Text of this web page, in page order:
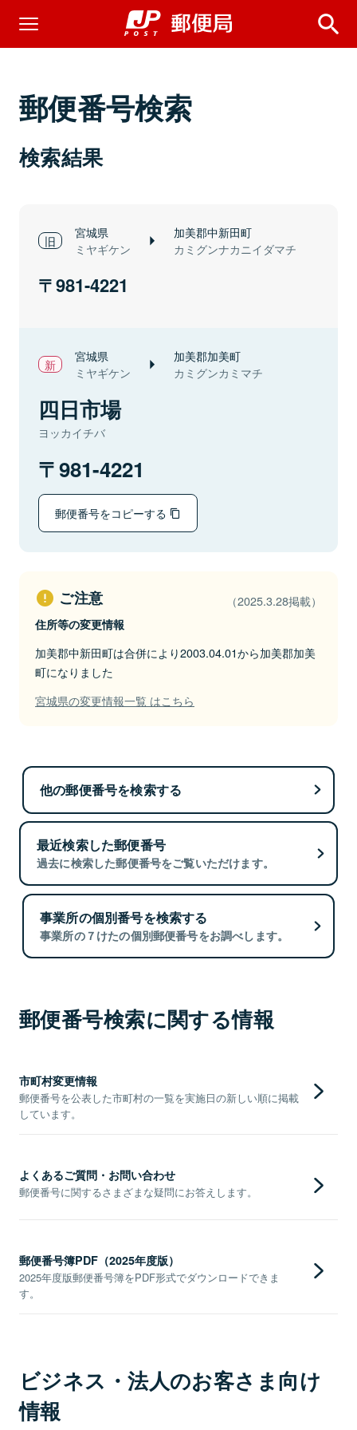
郵便番号検索
検索結果
宮城県
ミヤギケン
加美郡中新田町
カミグンナカニイダマチ
981-4221
宮城県
ミヤギケン
加美郡加美町
カミグンカミマチ
四日市場
ヨッカイチバ
981-4221
郵便番号をコピーする
ご注意 （2025.3.28掲載）
住所等の変更情報
加美郡中新田町は合併により2003.04.01から加美郡加美
町になりました
宮城県の変更情報一覧 はこちら
他の郵便番号を検索する
最近検索した郵便番号
過去に検索した郵便番号をご覧いただけます。
事業所の個別番号を検索する
事業所の７けたの個別郵便番号をお調べします。
郵便番号検索に関する情報
市町村変更情報
郵便番号を公表した市町村の一覧を実施日の新しい順に掲載
しています。
よくあるご質問・お問い合わせ
郵便番号に関するさまざまな疑問にお答えします。
郵便番号簿PDF（2025年度版）
2025年度版郵便番号簿をPDF形式でダウンロードできま
す。
ビジネス・法人のお客さま向け
情報